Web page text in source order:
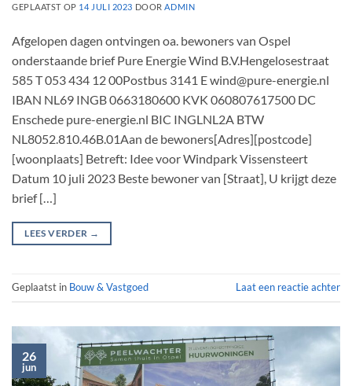
GEPLAATST OP 14 JULI 2023 DOORADMIN
Afgelopen dagen ontvingen oa. bewoners van Ospel
onderstaande brief Pure Energie Wind B.V.Hengelosestraat
585 T 053 434 12 00Postbus 3141 E wind@pure-energie.nl
IBAN NL69 INGB 0663180600 KVK 060807617500 DC
Enschede pure-energie.nl BIC INGLNL2A BTW
NL8052.810.46B.01Aan de bewoners[Adres][postcode]
[woonplaats] Betreft: Idee voor Windpark Vissensteert
Datum 10 juli 2023 Beste bewoner van [Straat], U krijgt deze
brief […]
LEES VERDER →
Geplaatst in Bouw & Vastgoed Laat een reactie achter
26
jun